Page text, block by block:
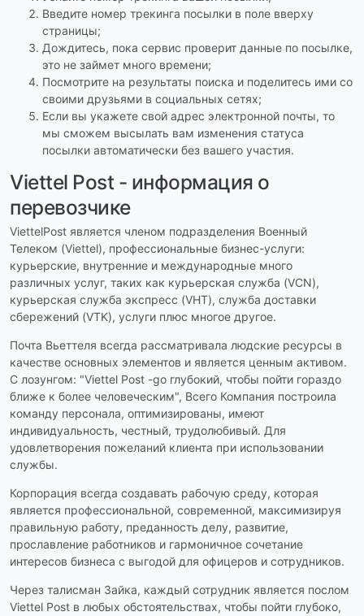
Введите номер трекинга посылки в поле вверху
страницы;
Дождитесь, пока сервис проверит данные по посылке,
это не займет много времени;
Посмотрите на результаты поиска и поделитесь ими со
своими друзьями в социальных сетях;
Если вы укажете свой адрес электронной почты, то
мы сможем высылать вам изменения статуса
посылки автоматически без вашего участия.
Viettel Post - информация о
перевозчике
ViettelPost является членом подразделения Военный
Телеком (Viettel), профессиональные бизнес-услуги:
курьерские, внутренние и международные много
различных услуг, таких как курьерская служба (VCN),
курьерская служба экспресс (VHT), служба доставки
сбережений (VTK), услуги плюс многое другое.
Почта Вьеттеля всегда рассматривала людские ресурсы в
качестве основных элементов и является ценным активом.
С лозунгом: "Viettel Post -go глубокий, чтобы пойти гораздо
ближе к более человеческим", Всего Компания построила
команду персонала, оптимизированы, имеют
индивидуальность, честный, трудолюбивый. Для
удовлетворения пожеланий клиента при использовании
службы.
Корпорация всегда создавать рабочую среду, которая
является профессиональной, современной, максимизируя
правильную работу, преданность делу, развитие,
прославление работников и гармоничное сочетание
интересов бизнеса с выгодой для офицеров и сотрудников.
Через талисман Зайка, каждый сотрудник является послом
Viettel Post в любых обстоятельствах, чтобы пойти глубоко,